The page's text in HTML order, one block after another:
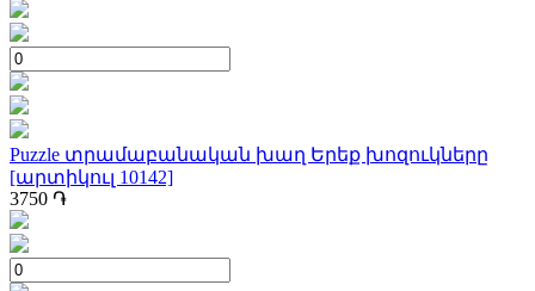
Puzzle տրամաբանական խաղ Երեք խոզուկները
[արտիկուլ 10142]
3750 ֏